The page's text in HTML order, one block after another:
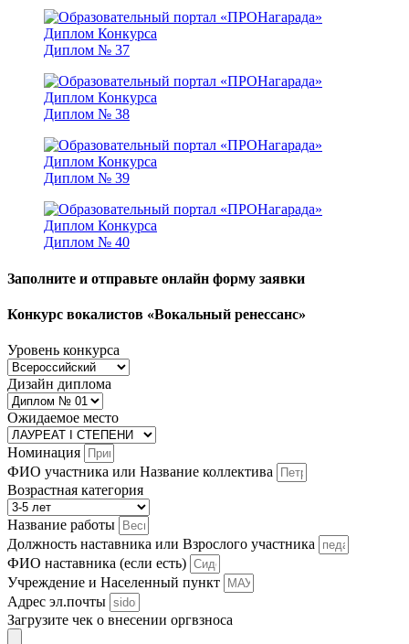
Диплом № 37
Диплом № 38
Диплом № 39
Диплом № 40
Заполните и отправьте онлайн форму заявки
Конкурс вокалистов «Вокальный ренессанс»
Уровень конкурса
Дизайн диплома
Ожидаемое место
Номинация
ФИО участника или Название коллектива
Возрастная категория
Название работы
Должность наставника или Взрослого участника
ФИО наставника (если есть)
Учреждение и Населенный пункт
Адрес эл.почты
Загрузите чек о внесении оргвзноса